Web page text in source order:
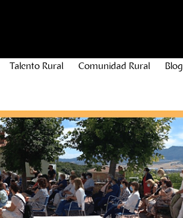
Talento Rural Comunidad Rural Blog